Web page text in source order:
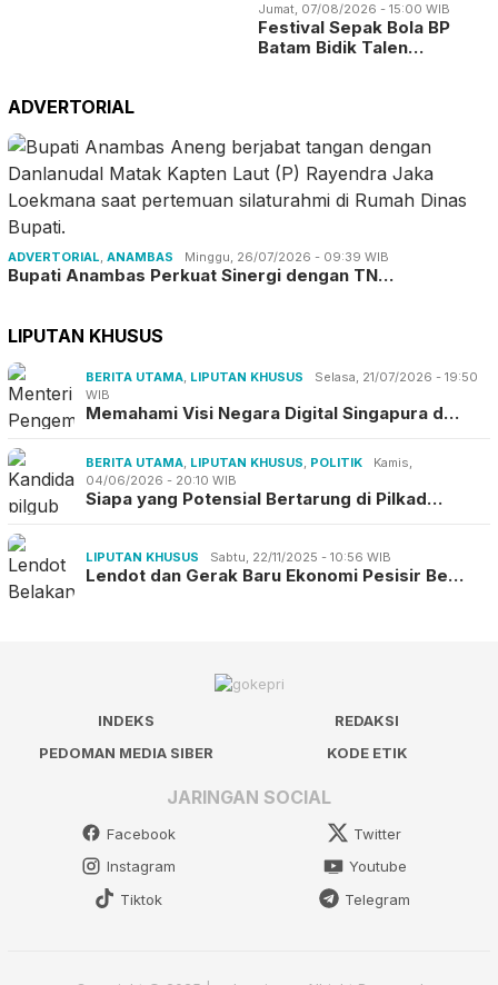
Jumat, 07/08/2026 - 15:00 WIB
Festival Sepak Bola BP
Batam Bidik Talen…
ADVERTORIAL
ADVERTORIAL, ANAMBAS Minggu, 26/07/2026 - 09:39 WIB
Bupati Anambas Perkuat Sinergi dengan TN…
LIPUTAN KHUSUS
BERITA UTAMA, LIPUTAN KHUSUS
Selasa, 21/07/2026 - 19:50
WIB
Memahami Visi Negara Digital Singapura d…
BERITA UTAMA, LIPUTAN KHUSUS, POLITIK
Kamis,
04/06/2026 - 20:10 WIB
Siapa yang Potensial Bertarung di Pilkad…
LIPUTAN KHUSUS Sabtu, 22/11/2025 - 10:56 WIB
Lendot dan Gerak Baru Ekonomi Pesisir Be…
INDEKS
REDAKSI
PEDOMAN MEDIA SIBER
KODE ETIK
JARINGAN SOCIAL
Facebook
Twitter
Instagram
Youtube
Tiktok
Telegram